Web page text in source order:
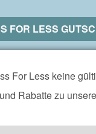
FOR LESS
For Less keine
Rabatte zu